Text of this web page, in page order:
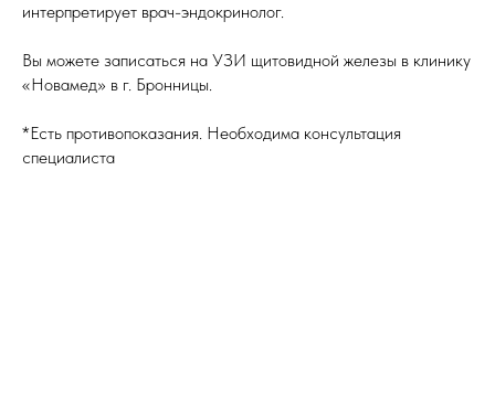
интерпретирует врач-эндокринолог.
Вы можете записаться на УЗИ щитовидной железы в клинику
«Новамед» в г. Бронницы.
*Есть противопоказания. Необходима консультация
специалиста